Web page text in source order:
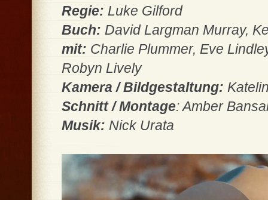
Regie: Luke Gilford
Buch: David Largman Murray,
mit: Charlie Plummer, Eve
Robyn Lively
Kamera / Bildgestaltung:
Schnitt / Montage: Amber
Musik: Nick Urata